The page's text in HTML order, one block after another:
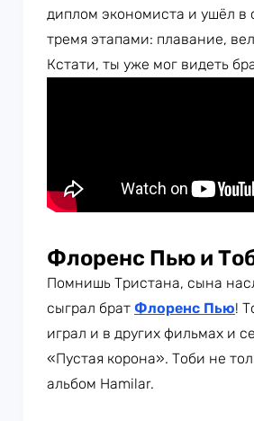
диплом экономиста и ушёл в
тремя этапами: плавание,
Кстати, ты уже мог видеть
Флоренс Пью и
Помнишь Тристана, сына
сыграл брат Флоренс Пью!
играл и в других фильмах и
«Пустая корона». Тоби не
альбом Hamilar.